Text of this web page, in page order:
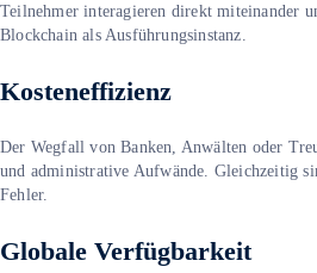
Teilnehmer interagieren direkt miteinander
Blockchain als Ausführungsinstanz.
Kosteneffizienz
Der Wegfall von Banken, Anwälten oder
und administrative Aufwände. Gleichzeitig
Fehler.
Globale Verfügbarkeit